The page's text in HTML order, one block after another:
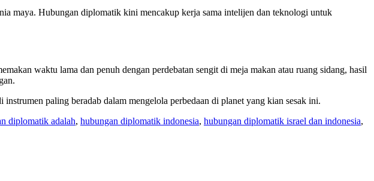
maya. Hubungan diplomatik kini mencakup kerja sama intelijen dan teknologi untuk
waktu lama dan penuh dengan perdebatan sengit di meja makan atau ruang sidang, hasil
paling beradab dalam mengelola perbedaan di planet yang kian sesak ini.
diplomatik adalah, hubungan diplomatik indonesia, hubungan diplomatik israel dan indonesia,